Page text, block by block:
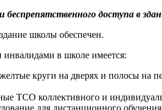
беспрепятственного доступа в
школы обеспечен.
в школе имеется:
круги на дверях и полосы на
ТСО коллективного и